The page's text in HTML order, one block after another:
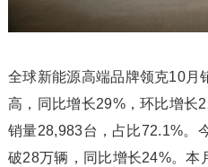
全球新能源高端品牌领克10月
高，同比增长29%，环比增长
销量28,983台，占比72.1%。
破28万辆，同比增长24%。